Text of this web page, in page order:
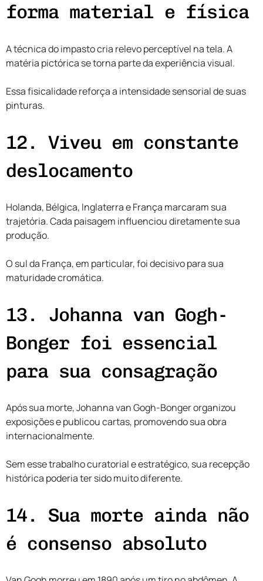
forma material e física
A técnica do impasto cria relevo perceptível na tela. A
matéria pictórica se torna parte da experiência visual.
Essa fisicalidade reforça a intensidade sensorial de suas
pinturas.
12. Viveu em constante
deslocamento
Holanda, Bélgica, Inglaterra e França marcaram sua
trajetória. Cada paisagem influenciou diretamente sua
produção.
O sul da França, em particular, foi decisivo para sua
maturidade cromática.
13. Johanna van Gogh-
Bonger foi essencial
para sua consagração
Após sua morte, Johanna van Gogh-Bonger organizou
exposições e publicou cartas, promovendo sua obra
internacionalmente.
Sem esse trabalho curatorial e estratégico, sua recepção
histórica poderia ter sido muito diferente.
14. Sua morte ainda não
é consenso absoluto